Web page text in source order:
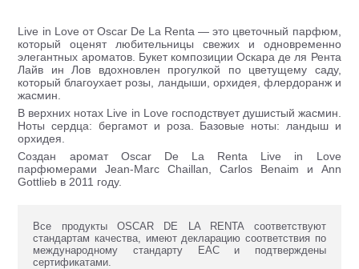
Live in Love от Oscar De La Renta — это цветочный парфюм,
который оценят любительницы свежих и одновременно
элегантных ароматов. Букет композиции Оскара де ля Рента
Лайв ин Лов вдохновлен прогулкой по цветущему саду,
который благоухает розы, ландыши, орхидея, флердоранж и
жасмин.
В верхних нотах Live in Love господствует душистый жасмин.
Ноты сердца: бергамот и роза. Базовые ноты: ландыш и
орхидея.
Создан аромат Oscar De La Renta Live in Love
парфюмерами Jean-Marc Chaillan, Carlos Benaim и Ann
Gottlieb в 2011 году.
Все продукты OSCAR DE LA RENTA соответствуют
стандартам качества, имеют декларацию соответствия по
международному стандарту ЕАС и подтверждены
сертификатами.